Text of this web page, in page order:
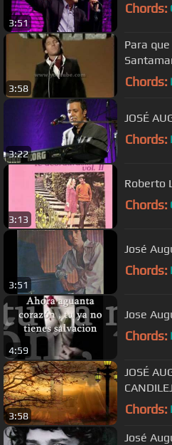
3:51
Chords:
3:58
Para
Chords:
3:22
JOSÉ
Chords:
3:13
Roberto
Chords:
3:51
José
Chords:
4:59
Jose
Chords:
3:58
JOSÉ AUGUSTO
Chords:
José